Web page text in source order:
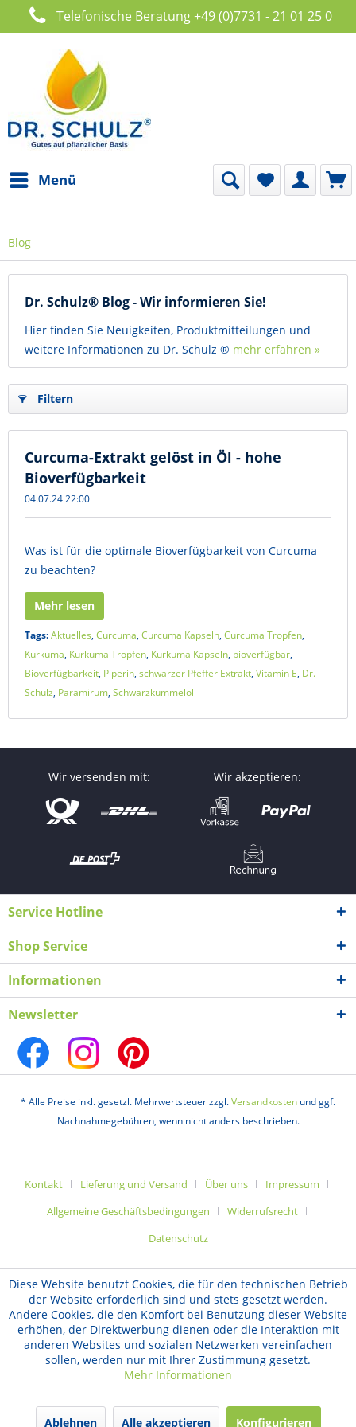
Telefonische Beratung +49 (0)7731 - 21 01 25 0
Menü
Blog
Dr. Schulz® Blog - Wir informieren Sie!
Hier finden Sie Neuigkeiten, Produktmitteilungen und
weitere Informationen zu Dr. Schulz ® mehr erfahren »
Filtern
Curcuma-Extrakt gelöst in Öl - hohe
Bioverfügbarkeit
04.07.24 22:00
Was ist für die optimale Bioverfügbarkeit von Curcuma
zu beachten?
Mehr lesen
Tags:Aktuelles, Curcuma, Curcuma Kapseln, Curcuma Tropfen,
Kurkuma, Kurkuma Tropfen, Kurkuma Kapseln, bioverfügbar,
Bioverfügbarkeit, Piperin, schwarzer Pfeffer Extrakt, Vitamin E, Dr.
Schulz, Paramirum, Schwarzkümmelöl
Wir versenden mit: Wir akzeptieren:
Service Hotline
Shop Service
Informationen
Newsletter
* Alle Preise inkl. gesetzl. Mehrwertsteuer zzgl.Versandkosten und ggf.
Nachnahmegebühren, wenn nicht anders beschrieben.
Kontakt Lieferung und Versand Über uns
Impressum
Allgemeine Geschäftsbedingungen
Widerrufsrecht
Datenschutz
Diese Website benutzt Cookies, die für den technischen Betrieb
der Website erforderlich sind und stets gesetzt werden.
Andere Cookies, die den Komfort bei Benutzung dieser Website
erhöhen, der Direktwerbung dienen oder die Interaktion mit
anderen Websites und sozialen Netzwerken vereinfachen
sollen, werden nur mit Ihrer Zustimmung gesetzt.
Mehr Informationen
Ablehnen Alle akzeptieren Konfigurieren